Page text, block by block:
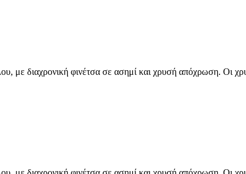
με διαχρονική φινέτσα σε ασημί και χρυσή απόχρωση. Οι